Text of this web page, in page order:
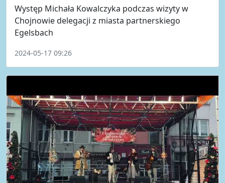
Występ Michała Kowalczyka podczas wizyty w
Chojnowie delegacji z miasta partnerskiego
Egelsbach
2024-05-17 09:26